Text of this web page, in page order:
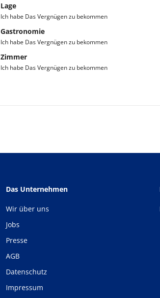
Lage
Ich habe Das Vergnügen zu bekommen
Gastronomie
Ich habe Das Vergnügen zu bekommen
Zimmer
Ich habe Das Vergnügen zu bekommen
Das Unternehmen
Wir über uns
Jobs
Presse
AGB
Datenschutz
Impressum